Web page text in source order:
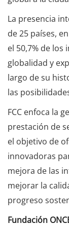
La presencia
de 25 países,
el 50,7% de los
globalidad y
largo de su
las
FCC enfoca la
prestación de
el objetivo de
innovadoras
mejora de las
mejorar la
progreso
Fundación